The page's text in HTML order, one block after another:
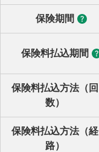
保険期間
保険料払込期間
保険料払込方法（回
数）
保険料払込方法（経
路）